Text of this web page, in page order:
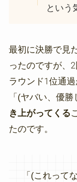
という
最初に決勝で見
ったのですが、
ラウンド1位通
「(ヤバい、優
き上がってくる
たのです。
「(これっ